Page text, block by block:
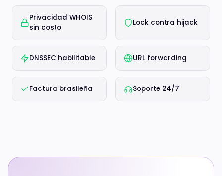
Privacidad WHOIS
sin costo
Lock contra hijack
DNSSEC habilitable URL forwarding
Factura brasileña Soporte 24/7